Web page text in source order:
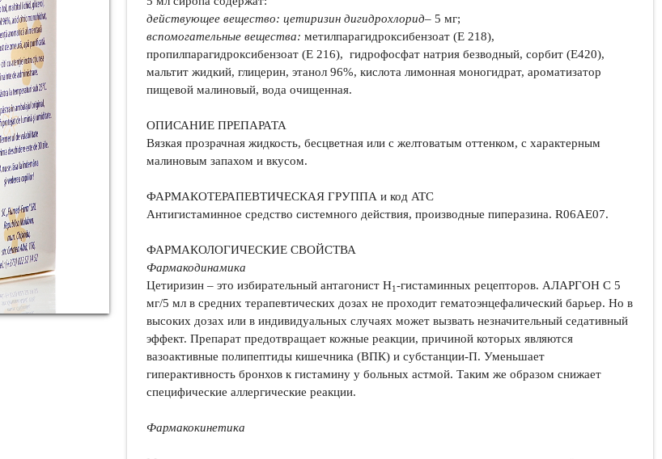
действующее вещество: цетиризин дигидрохлорид– 5 мг;
вспомогательные вещества:метилпарагидроксибензоат (E 218),
пропилпарагидроксибензоат (E 216), гидрофосфат натрия безводный, сорбит (E420),
мальтит жидкий, глицерин, этанол 96%, кислота лимонная моногидрат, ароматизатор
пищевой малиновый, вода очищенная.
ОПИСАНИЕ ПРЕПАРАТА
Вязкая прозрачная жидкость, бесцветная или с желтоватым оттенком, с характерным
малиновым запахом и вкусом.
ФАРМАКОТЕРАПЕВТИЧЕСКАЯ ГРУППА и код ATC
Антигистаминное средство системного действия, производные пиперазина. R06AE07.
ФАРМАКОЛОГИЧЕСКИЕ СВОЙСТВА
Фармакодинамика
Цетиризин – это избирательный антагонист H1-гистаминных рецепторов. АЛАРГОН С 5
мг/5 мл в средних терапевтических дозах не проходит гематоэнцефалический барьер. Но в
высоких дозах или в индивидуальных случаях может вызвать незначительный седативный
эффект. Препарат предотвращает кожные реакции, причиной которых являются
вазоактивные полипептиды кишечника (ВПК) и субстанции-П. Уменьшает
гиперактивность бронхов к гистамину у больных астмой. Таким же образом снижает
специфические аллергические реакции.
Фармакокинетика